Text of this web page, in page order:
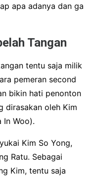
apa adanya dan ga
Tangan
tentu saja milik
pemeran second
bikin hati penonton
dirasakan oleh Kim
In Woo).
Kim So Yong,
Ratu. Sebagai
Kim, tentu saja